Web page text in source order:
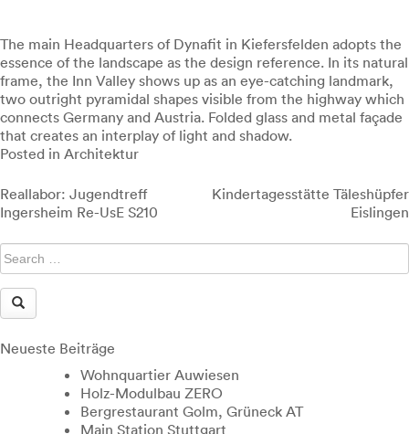
The main Headquarters of Dynafit in Kiefersfelden adopts the
essence of the landscape as the design reference. In its natural
frame, the Inn Valley shows up as an eye-catching landmark,
two outright pyramidal shapes visible from the highway which
connects Germany and Austria. Folded glass and metal façade
that creates an interplay of light and shadow.
Posted in Architektur
Beitragsnavigation
Reallabor: Jugendtreff
Ingersheim Re-UsE S210
Kindertagesstätte Täleshüpfer
Eislingen
Neueste Beiträge
Wohnquartier Auwiesen
Holz-Modulbau ZERO
Bergrestaurant Golm, Grüneck AT
Main Station Stuttgart